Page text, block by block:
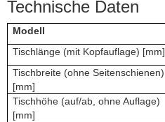
Technische Daten
Modell
Tischlänge (mit Kopfauflage) [mm]
Tischbreite (ohne Seitenschienen)
[mm]
Tischhöhe (auf/ab, ohne Auflage)
[mm]